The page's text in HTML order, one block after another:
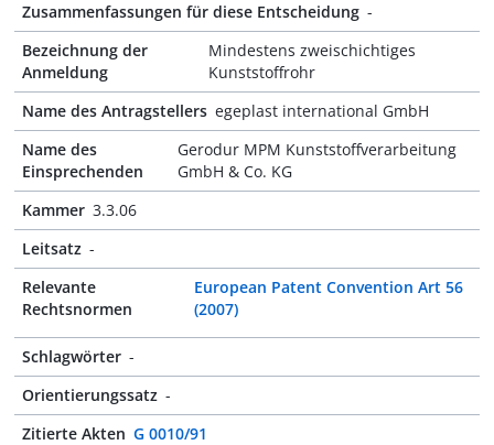
Zusammenfassungen für diese Entscheidung -
Bezeichnung der
Anmeldung
Mindestens zweischichtiges
Kunststoffrohr
Name des Antragstellers egeplast international GmbH
Name des
Einsprechenden
Gerodur MPM Kunststoffverarbeitung
GmbH & Co. KG
Kammer 3.3.06
Leitsatz -
Relevante
Rechtsnormen
European Patent Convention Art 56
(2007)
Schlagwörter -
Orientierungssatz -
Zitierte Akten G 0010/91